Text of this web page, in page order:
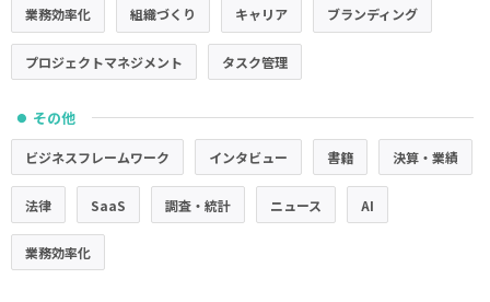
業務効率化 組織づくり キャリア ブランディング
プロジェクトマネジメント タスク管理
● その他
ビジネスフレームワーク インタビュー 書籍 決算・業績
法律 SaaS 調査・統計 ニュース AI
業務効率化